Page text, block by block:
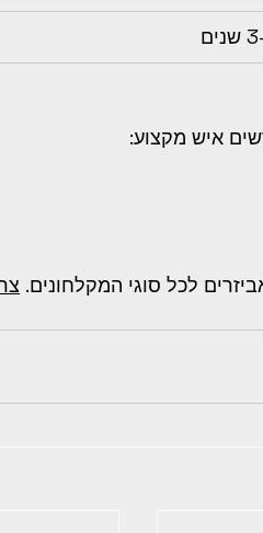
איש מקצוע:
לכל סוגי המקלחונים.